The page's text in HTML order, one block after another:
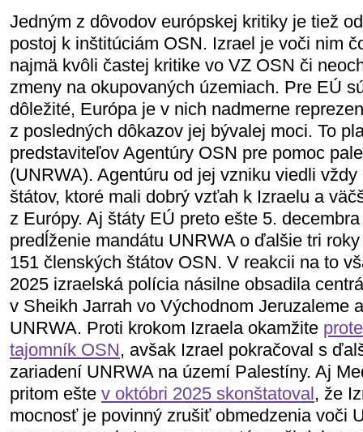
Jedným z dôvodov európskej kritiky je tiež
postoj k inštitúciám OSN. Izrael je voči nim
najmä kvôli častej kritike vo VZ OSN či
zmeny na okupovaných územiach. Pre EÚ
dôležité, Európa je v nich nadmerne
z posledných dôkazov jej bývalej moci. To
predstaviteľov Agentúry OSN pre pomoc
(UNRWA). Agentúru od jej vzniku viedli
štátov, ktoré mali dobrý vzťah k Izraelu a
z Európy. Aj štáty EÚ preto ešte 5.
predĺženie mandátu UNRWA o ďalšie tri
151 členských štátov OSN. V reakcii na to
2025 izraelská polícia násilne obsadila
v Sheikh Jarrah vo Východnom Jeruzaleme
UNRWA. Proti krokom Izraela okamžite
tajomník OSN, avšak Izrael pokračoval s
zariadení UNRWA na území Palestíny. Aj
pritom ešte v októbri 2025 skonštatoval, že
mocnosť je povinný zrušiť obmedzenia voči